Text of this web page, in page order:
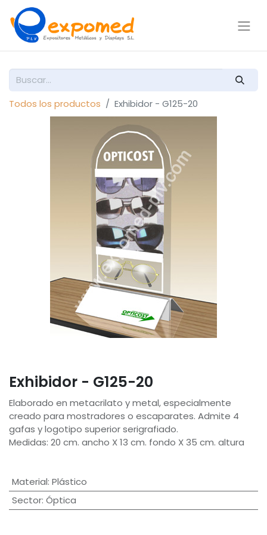
Todos los productos Exhibidor - G125-20
Exhibidor - G125-20
Elaborado en metacrilato y metal, especialmente
creado para mostradores o escaparates. Admite 4
gafas y logotipo superior serigrafiado.
Medidas: 20 cm. ancho X 13 cm. fondo X 35 cm. altura
Material: Plástico
Sector: Óptica